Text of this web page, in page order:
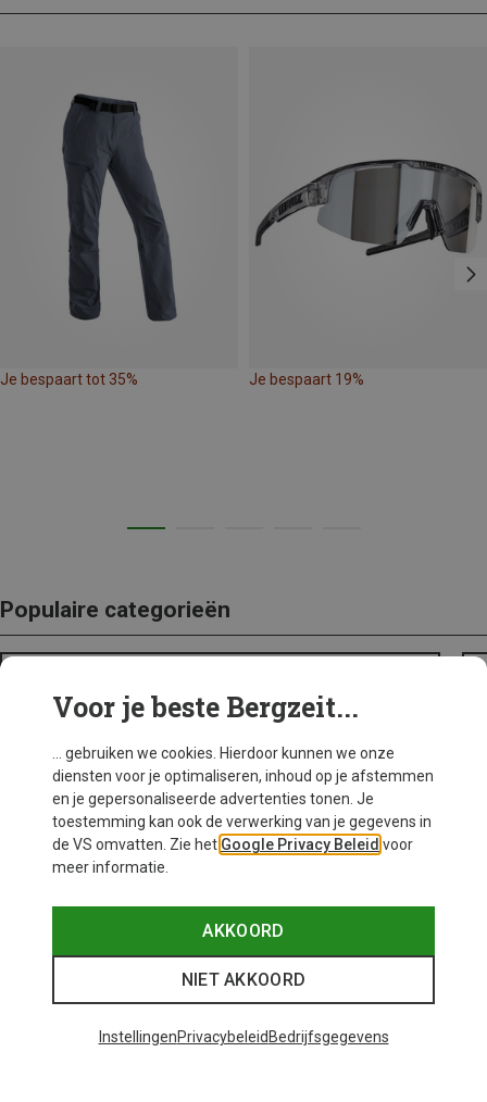
Je bespaart tot 35% Je bespaart 19%
Populaire categorieën
Voor je beste Bergzeit...
... gebruiken we cookies. Hierdoor kunnen we onze
diensten voor je optimaliseren, inhoud op je afstemmen
en je gepersonaliseerde advertenties tonen. Je
toestemming kan ook de verwerking van je gegevens in
de VS omvatten. Zie het Google Privacy Beleid voor
meer informatie.
AKKOORD
NIET AKKOORD
InstellingenPrivacybeleid Bedrijfsgegevens